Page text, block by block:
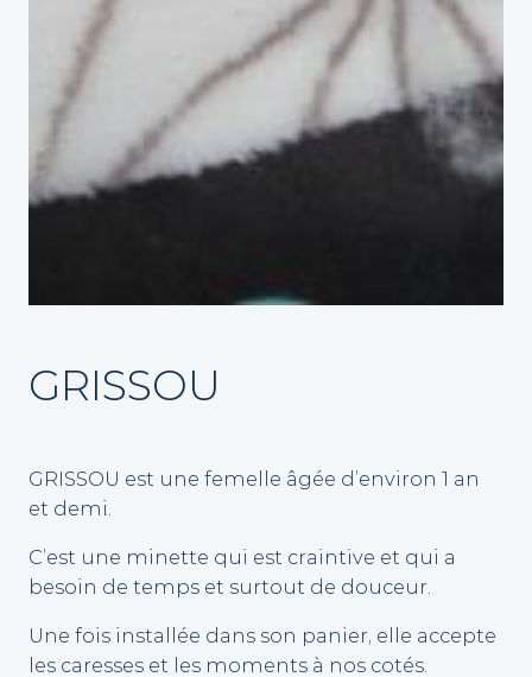
GRISSOU
GRISSOU est une femelle âgée d’environ 1 an
et demi.
C’est une minette qui est craintive et qui a
besoin de temps et surtout de douceur.
Une fois installée dans son panier, elle accepte
les caresses et les moments à nos cotés.